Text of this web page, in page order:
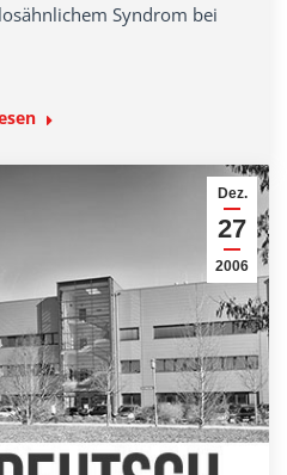
Syndrom bei
Dez.
27
2006